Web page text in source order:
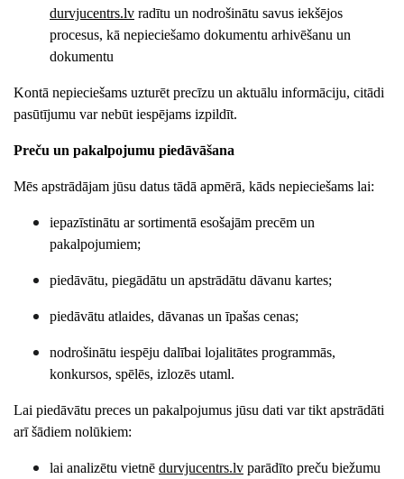
durvjucentrs.lv radītu un nodrošinātu savus iekšējos
procesus, kā nepieciešamo dokumentu arhivēšanu un
dokumentu
Kontā nepieciešams uzturēt precīzu un aktuālu informāciju, citādi
pasūtījumu var nebūt iespējams izpildīt.
Preču un pakalpojumu piedāvāšana
Mēs apstrādājam jūsu datus tādā apmērā, kāds nepieciešams lai:
iepazīstinātu ar sortimentā esošajām precēm un
pakalpojumiem;
piedāvātu, piegādātu un apstrādātu dāvanu kartes;
piedāvātu atlaides, dāvanas un īpašas cenas;
nodrošinātu iespēju dalībai lojalitātes programmās,
konkursos, spēlēs, izlozēs utaml.
Lai piedāvātu preces un pakalpojumus jūsu dati var tikt apstrādāti
arī šādiem nolūkiem:
lai analizētu vietnē durvjucentrs.lv parādīto preču biežumu